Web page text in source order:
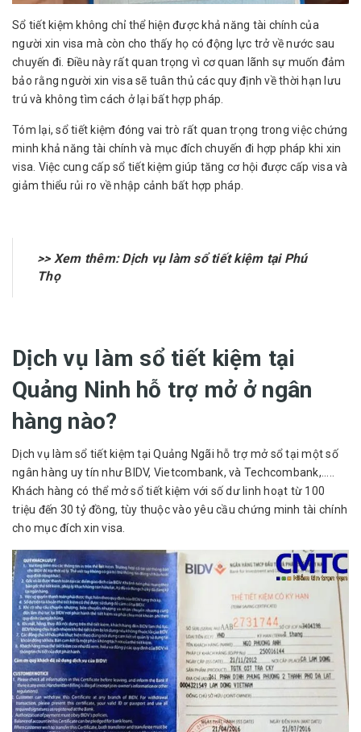
Sổ tiết kiệm không chỉ thể hiện được khả năng tài chính của
người xin visa mà còn cho thấy họ có động lực trở về nước sau
chuyến đi. Điều này rất quan trọng vì cơ quan lãnh sự muốn đảm
bảo rằng người xin visa sẽ tuân thủ các quy định về thời hạn lưu
trú và không tìm cách ở lại bất hợp pháp.
Tóm lại, sổ tiết kiệm đóng vai trò rất quan trọng trong việc chứng
minh khả năng tài chính và mục đích chuyến đi hợp pháp khi xin
visa. Việc cung cấp sổ tiết kiệm giúp tăng cơ hội được cấp visa và
giảm thiểu rủi ro về nhập cảnh bất hợp pháp.
>> Xem thêm:Dịch vụ làm sổ tiết kiệm tại Phú
Thọ
Dịch vụ làm sổ tiết kiệm tại
Quảng Ninh hỗ trợ mở ở ngân
hàng nào?
Dịch vụ làm sổ tiết kiệm tại Quảng Ngãi hỗ trợ mở sổ tại một số
ngân hàng uy tín như BIDV, Vietcombank, và Techcombank,.....
Khách hàng có thể mở sổ tiết kiệm với số dư linh hoạt từ 100
triệu đến 30 tỷ đồng, tùy thuộc vào yêu cầu chứng minh tài chính
cho mục đích xin visa.